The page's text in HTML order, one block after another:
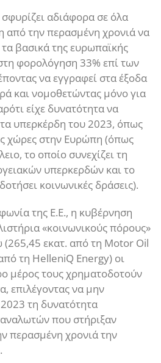
αδιάφορα σε όλα
από την περασμένη χρονιά να
βασικά της ευρωπαϊκής
φορολόγηση 33% επί των
να εγγραφεί στα έξοδα
και νομοθετώντας μόνο για
είχε δυνατότητα να
υπερκέρδη του 2023, όπως
χώρες στην Ευρώπη (όπως
το οποίο συνεχίζει τη
υπερκερδών και το
κοινωνικές δράσεις).
της Ε.Ε., η κυβέρνηση
«κοινωνικούς πόρους»
εκατ. από τη Motor Oil
τη HelleniQ Energy) οι
μέρος τους χρηματοδοτούν
επιλέγοντας να μην
τη δυνατότητα
που στήριξαν
περασμένη χρονιά την